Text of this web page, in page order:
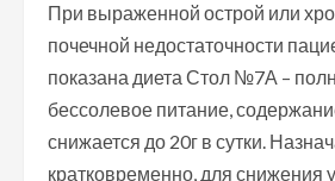
При выраженной острой или
почечной недостаточности
показана диета Стол №7А –
бессолевое питание,
снижается до 20г в сутки.
кратковременно, для снижения